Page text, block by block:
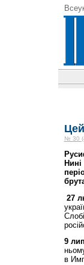
№ 30
27
9
в